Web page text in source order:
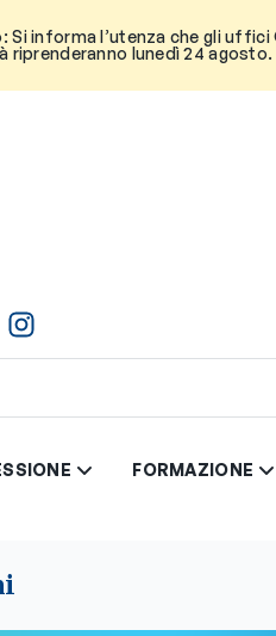
Si informa l’utenza che gli
riprenderanno lunedì 24 agosto.
FORMAZIONE